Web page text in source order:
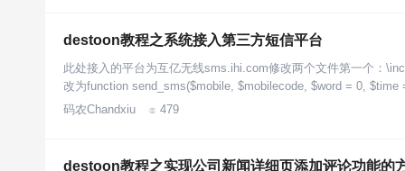
destoon教程之系统接入第三方短信平台
此处接入的平台为互亿无线sms.ihi.com修改两个文件第一个：
改为function send_sms($mobile, $mobilecode, $word = 0,
码农Chandxiu
 479
destoon教程之实现公司新闻详细页添加评论功能的